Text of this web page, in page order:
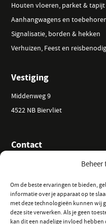
Om de beste ervaringen te bieden,
informatie over je apparaat op te
met deze technologieën kunnen wij
deze site verwerken. Als je geen
kan dit een nadelige invloed
Houten vloeren, parket & tapijt
Aanhangwagens en
Signalisatie, borden & hekken
Verhuizen, Feest en
Vestiging
Middenweg 9
4522 NB Biervliet
Contact
Informatie
Hoe kunt u huren?